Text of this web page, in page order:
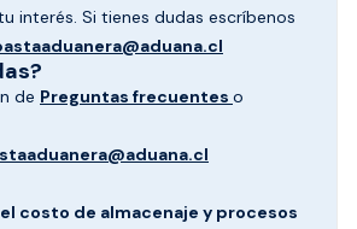
interés. Si tienes dudas escríbenos
de Preguntas frecuentes o
costo de almacenaje y procesos